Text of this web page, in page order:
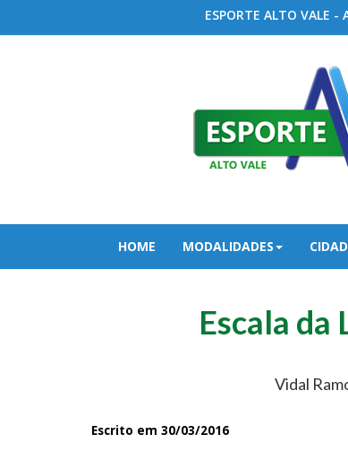
ESPORTE ALTO
HOME MODALIDADES
Escala da
Vidal
Escrito em 30/03/2016